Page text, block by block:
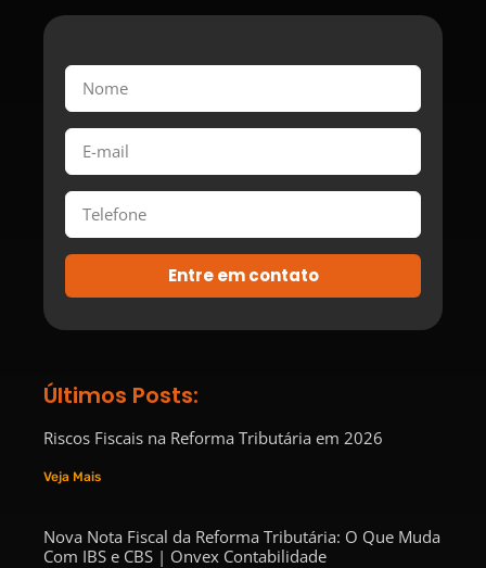
Entre em contato
Últimos Posts:
Riscos Fiscais na Reforma Tributária em 2026
Veja Mais
Nova Nota Fiscal da Reforma Tributária: O Que Muda
Com IBS e CBS | Onvex Contabilidade